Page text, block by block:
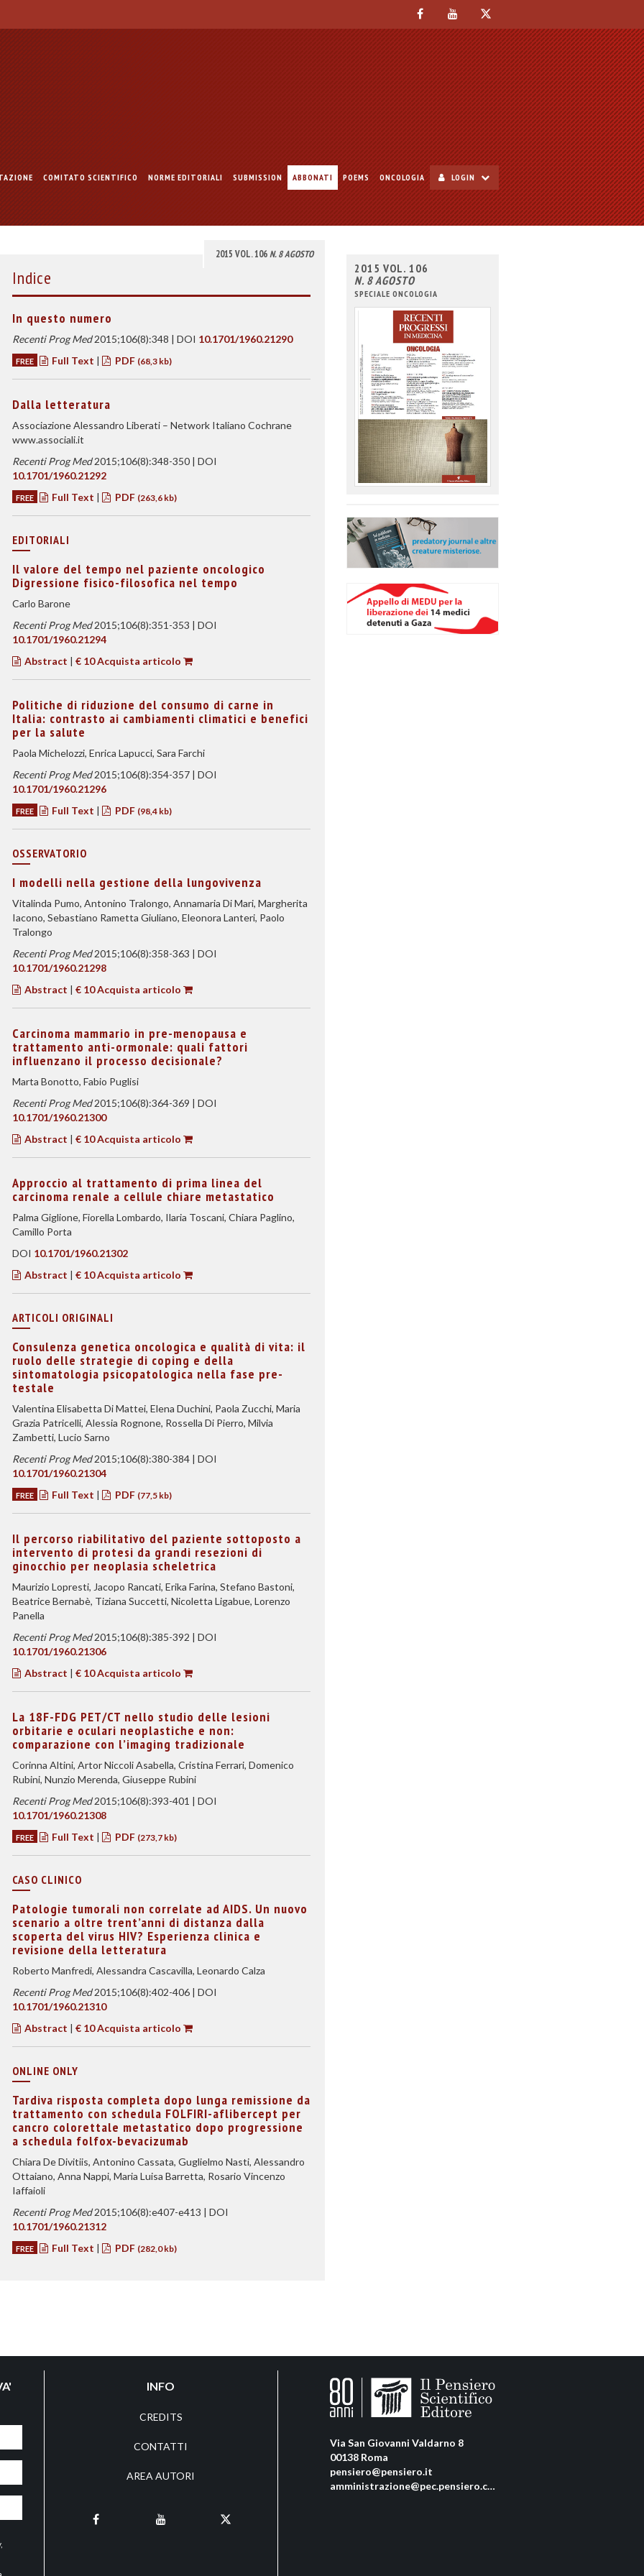
COMITATO SCIENTIFICO NORME EDITORIALI SUBMISSION ABBONATI POEMS ONCOLOGIA LOGIN
2015 VOL. 106N. 8 AGOSTO
Indice
In questo numero
Recenti Prog Med2015;106(8):348 | DOI 10.1701/1960.21290
FREE Full Text | PDF (68,3 kb)
Dalla letteratura
Associazione Alessandro Liberati – Network Italiano Cochrane
www.associali.it
Recenti Prog Med2015;106(8):348-350 | DOI
10.1701/1960.21292
FREE Full Text | PDF (263,6 kb)
EDITORIALI
Il valore del tempo nel paziente oncologico
Digressione fisico-filosofica nel tempo
Carlo Barone
Recenti Prog Med2015;106(8):351-353 | DOI
10.1701/1960.21294
Abstract | € 10 Acquista articolo
Politiche di riduzione del consumo di carne in
Italia: contrasto ai cambiamenti climatici e benefici
per la salute
Paola Michelozzi, Enrica Lapucci, Sara Farchi
Recenti Prog Med2015;106(8):354-357 | DOI
10.1701/1960.21296
FREE Full Text | PDF (98,4 kb)
OSSERVATORIO
I modelli nella gestione della lungovivenza
Vitalinda Pumo, Antonino Tralongo, Annamaria Di Mari, Margherita
Iacono, Sebastiano Rametta Giuliano, Eleonora Lanteri, Paolo
Tralongo
Recenti Prog Med2015;106(8):358-363 | DOI
10.1701/1960.21298
Abstract | € 10 Acquista articolo
Carcinoma mammario in pre-menopausa e
trattamento anti-ormonale: quali fattori
influenzano il processo decisionale?
Marta Bonotto, Fabio Puglisi
Recenti Prog Med2015;106(8):364-369 | DOI
10.1701/1960.21300
Abstract | € 10 Acquista articolo
Approccio al trattamento di prima linea del
carcinoma renale a cellule chiare metastatico
Palma Giglione, Fiorella Lombardo, Ilaria Toscani, Chiara Paglino,
Camillo Porta
DOI 10.1701/1960.21302
Abstract | € 10 Acquista articolo
ARTICOLI ORIGINALI
Consulenza genetica oncologica e qualità di vita: il
ruolo delle strategie di coping e della
sintomatologia psicopatologica nella fase pre-
testale
Valentina Elisabetta Di Mattei, Elena Duchini, Paola Zucchi, Maria
Grazia Patricelli, Alessia Rognone, Rossella Di Pierro, Milvia
Zambetti, Lucio Sarno
Recenti Prog Med2015;106(8):380-384 | DOI
10.1701/1960.21304
FREE Full Text | PDF (77,5 kb)
Il percorso riabilitativo del paziente sottoposto a
intervento di protesi da grandi resezioni di
ginocchio per neoplasia scheletrica
Maurizio Lopresti, Jacopo Rancati, Erika Farina, Stefano Bastoni,
Beatrice Bernabè, Tiziana Succetti, Nicoletta Ligabue, Lorenzo
Panella
Recenti Prog Med2015;106(8):385-392 | DOI
10.1701/1960.21306
Abstract | € 10 Acquista articolo
La 18F-FDG PET/CT nello studio delle lesioni
orbitarie e oculari neoplastiche e non:
comparazione con l’imaging tradizionale
Corinna Altini, Artor Niccoli Asabella, Cristina Ferrari, Domenico
Rubini, Nunzio Merenda, Giuseppe Rubini
Recenti Prog Med2015;106(8):393-401 | DOI
10.1701/1960.21308
FREE Full Text | PDF (273,7 kb)
CASO CLINICO
Patologie tumorali non correlate ad AIDS. Un nuovo
scenario a oltre trent’anni di distanza dalla
scoperta del virus HIV? Esperienza clinica e
revisione della letteratura
Roberto Manfredi, Alessandra Cascavilla, Leonardo Calza
Recenti Prog Med2015;106(8):402-406 | DOI
10.1701/1960.21310
Abstract | € 10 Acquista articolo
ONLINE ONLY
Tardiva risposta completa dopo lunga remissione da
trattamento con schedula FOLFIRI-aflibercept per
cancro colorettale metastatico dopo progressione
a schedula folfox-bevacizumab
Chiara De Divitiis, Antonino Cassata, Guglielmo Nasti, Alessandro
Ottaiano, Anna Nappi, Maria Luisa Barretta, Rosario Vincenzo
Iaffaioli
Recenti Prog Med2015;106(8):e407-e413 | DOI
10.1701/1960.21312
FREE Full Text | PDF (282,0 kb)
2015 VOL. 106
N. 8 AGOSTO
SPECIALE ONCOLOGIA
,
INFO
CREDITS
CONTATTI
AREA AUTORI
Via San Giovanni Valdarno 8
00138 Roma
pensiero@pensiero.it
amministrazione@pec.pensiero.com